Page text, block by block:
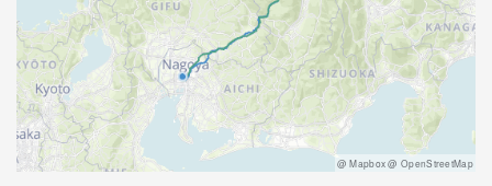
@ Mapbox @ OpenStreetMap